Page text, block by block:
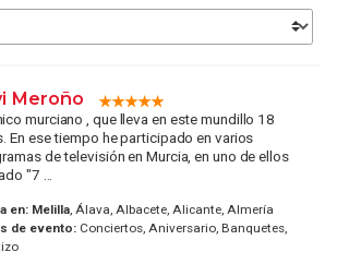
Meroño
murciano , que lleva en este mundillo 18
En ese tiempo he participado en varios
de televisión en Murcia, en uno de ellos
"7 ...
en: Melilla, Álava, Albacete, Alicante, Almería
de evento:Conciertos, Aniversario, Banquetes,